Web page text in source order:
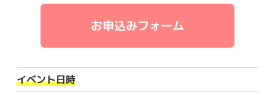
お申込みフォーム
イベント日時